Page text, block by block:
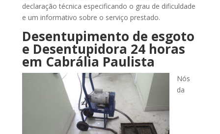
declaração técnica especificando o grau de dificuldade
e um informativo sobre o serviço prestado.
Desentupimento de esgoto
e Desentupidora 24 horas
em Cabrália Paulista
Nós
da